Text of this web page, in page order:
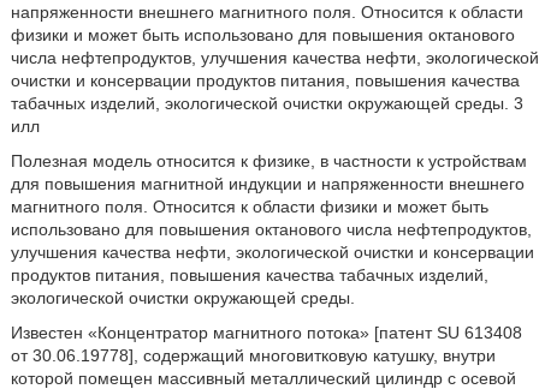
напряженности внешнего магнитного поля. Относится к области
физики и может быть использовано для повышения октанового
числа нефтепродуктов, улучшения качества нефти, экологической
очистки и консервации продуктов питания, повышения качества
табачных изделий, экологической очистки окружающей среды. 3
илл
Полезная модель относится к физике, в частности к устройствам
для повышения магнитной индукции и напряженности внешнего
магнитного поля. Относится к области физики и может быть
использовано для повышения октанового числа нефтепродуктов,
улучшения качества нефти, экологической очистки и консервации
продуктов питания, повышения качества табачных изделий,
экологической очистки окружающей среды.
Известен «Концентратор магнитного потока» [патент SU 613408
от 30.06.19778], содержащий многовитковую катушку, внутри
которой помещен массивный металлический цилиндр с осевой